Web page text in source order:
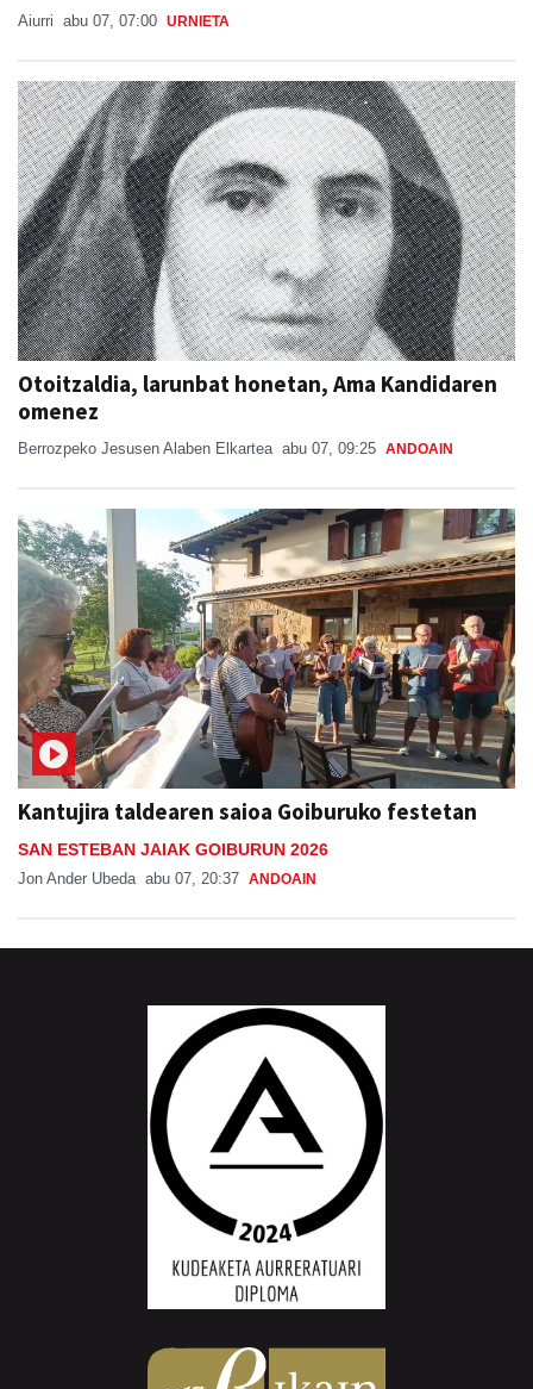
Aiurri abu 07, 07:00 URNIETA
Otoitzaldia, larunbat honetan, Ama Kandidaren
omenez
Berrozpeko Jesusen Alaben Elkartea abu 07, 09:25 ANDOAIN
Kantujira taldearen saioa Goiburuko festetan
SAN ESTEBAN JAIAK GOIBURUN 2026
Jon Ander Ubeda abu 07, 20:37 ANDOAIN